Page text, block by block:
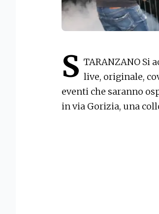
S TARANZANO Si
live, originale,
eventi che saranno
in via Gorizia, una